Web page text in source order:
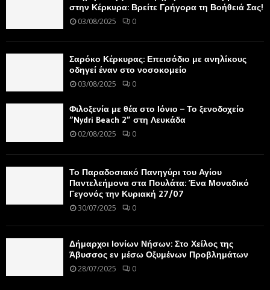
στην Κέρκυρα: Βρείτε Γρήγορα τη Βοήθειά Σας!
03/08/2025 0
Σαρόκο Κέρκυρας: Επεισόδιο με ανηλίκους
οδηγεί έναν στο νοσοκομείο
03/08/2025 0
Φιλοξενία με θέα στο Ιόνιο – Το ξενοδοχείο
“Nydri Beach 2” στη Λευκάδα
02/08/2025 0
Το Παραδοσιακό Πανηγύρι του Αγίου
Παντελεήμονα στα Πουλάτα: Ένα Μοναδικό
Γεγονός την Κυριακή 27/07
30/07/2025 0
Δήμαρχοι Ιονίων Νήσων: Στο Χείλος της
Άβυσσος εν μέσω Οξυμένων Προβλημάτων
28/07/2025 0